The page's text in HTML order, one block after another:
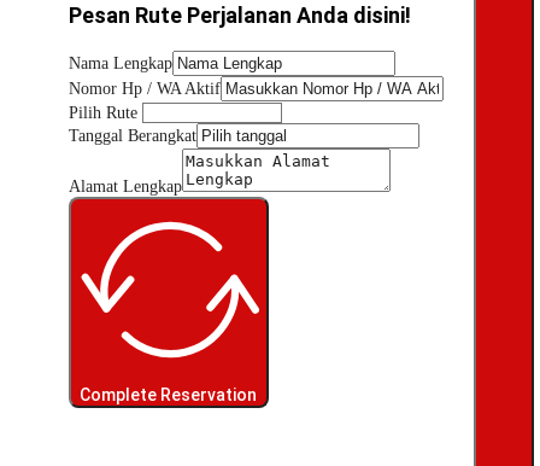
Pesan Rute Perjalanan Anda disini!
Nama Lengkap
Nomor Hp / WA Aktif
Pilih Rute
Tanggal Berangkat
Alamat Lengkap
Complete Reservation